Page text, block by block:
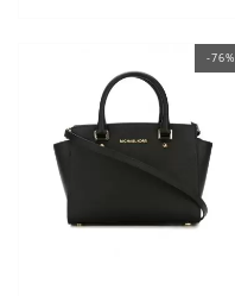
-76%